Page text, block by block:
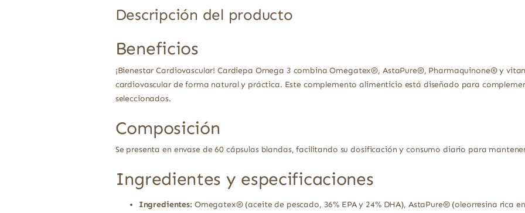
Descripción del producto
Beneficios
¡Bienestar Cardiovascular! Cardiepa Omega 3 combina Omegatex®, AstaPure®, Pharmaquinone® y
cardiovascular de forma natural y práctica. Este complemento alimenticio está diseñado para
seleccionados.
Composición
Se presenta en envase de 60 cápsulas blandas, facilitando su dosificación y consumo diario para
Ingredientes y especificaciones
Ingredientes:Omegatex® (aceite de pescado, 36% EPA y 24% DHA), AstaPure® (oleorresina rica